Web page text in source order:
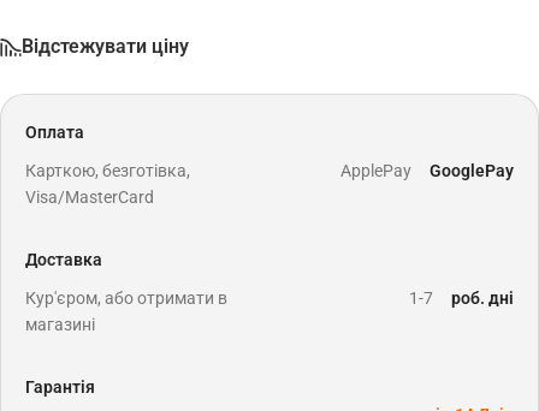
Відстежувати ціну
Оплата
Карткою, безготівка,
Visa/MasterCard
ApplePay GooglePay
Доставка
Кур'єром, або отримати в
магазині
1-7 роб. дні
Гарантія